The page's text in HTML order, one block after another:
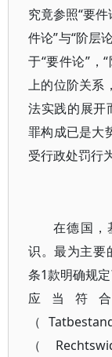
究竟参照“要
件论”与“阶层
于“要件论”，
上的位阶关系
法实践的展开
罪构成已是大
受行政处罚行
在德国，
识。最为主要
条1款明确规
应当符
（
（